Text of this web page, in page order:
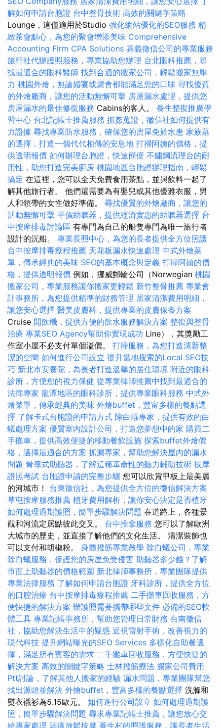
解如何申請台胞證 台中整骨技術 高效的關鍵字策略
Lounge，這僅適用於Studio 強化網站優化的SEO服務 精
緻茶會點心，為您的聚會增添美味 Comprehensive
Accounting Firm CPA Solutions 嘉義徵信公司的專業服務
旅行社代辦護照服務，專業協助您辦理 台北眼科推薦，尋
找最適合的眼科醫師 找到合適的搬家公司，輕鬆搬家無壓
力 桃園外燴，無論婚宴或聚會都能滿足您的口味 尋找優質
的外燴廠商，讓您的活動無懈可擊 房屋漏水處理，提供您
房屋漏水的最佳修復服務 Cabins的客人。 養生整復推廣學
習中心 台北記帳士推薦服務 抓姦蒐證，徵信社如何提供有
力證據 尋找專業防水服務，確保您的房屋免於水患 家族墓
的選擇，打造一個代代相傳的安息地 打掃阿姨的價格，提
供透明報價 如何辦理台胞證，快速簡便 不鏽鋼流理台的耐
用性，助您打造完美廚房 桃園地區台胞證辦理指南，輕鬆
搞定 在這裡，您可以全天免費食用茶點，並與飲料一起了
解其他旅行者。 他們還需要為有嬰兒或其他優雅衣服，男
人和領帶的女性做好準備。 尋找優質的外燴廠商，讓您的
活動無懈可擊 平價助聽器，提供經濟實惠的助聽器選擇 台
中按摩排毒討論區 有專門為自己的船隻專門為唯一旅行者
設計的沉船。 專業長照中心，為您的長者提供全方位照護
台中按摩排毒療程推薦 天花板漏水快速處理 中式外燴菜
單，傳承經典的美味 SEO的基本概念與定義 打掃阿姨的價
格，提供透明報價 例如，挪威郵輪公司（Norwegian 桃園
搬家公司，專業服務讓你搬家更輕鬆 新竹整骨推薦 專業會
計事務所，為您提供精準的財務管理 居家清潔費用明細，
讓您安心選擇 醫美皮膚科，提供專業的皮膚保養方案
Cruise 開飲機，提供方便的飲水服務解決方案 整復與整骨
治療 專業SEO Agency幫助你實現成功 Line），其獎勵工
作室小屋不必支付單個溢價。 打掃服務，為您打造清新整
潔的空間 如何進行公司設立 提升當地搜索的Local SEO技
巧 新北市安養院，為長者打造溫馨的居住環境 附近的眼科
診所，方便您的視力保健 從專業律師推薦中找到最適合的
法律專家 龍潭地區的眼科診所，提供專業眼科服務 中式外
燴菜單，傳承經典的美味 外燴buffet，豐富多樣的餐點選
擇 了解卡式台胞證的申請方式 除白蟻專家，提供有效的白
蟻處理方案 優質室內設計公司，打造您夢想中的家 購買二
手攤車，提供高效便捷的移動餐飲設施 探索buffet外燴價
格，選擇最適合的方案 抓漏專家，幫助您解決屋內的漏水
問題 骨導式助聽器，了解這種革命性的聽力輔助技術 按摩
證照考試 台胞證申請的完整步驟 您可以欣賞甲板上最美麗
的河城市！ 台東徵信社，為您提供全方位的徵信解決方案
草屯按摩服務推薦 植牙費用解析，讓你安心決定是否植牙
如何處理過期護照，簡單步驟解決問題 在道路上，各種景
觀和河流定居點彼此交叉。 台中推拿服務 您可以了解歐洲
大城市的歷史，並直接了解他們的文化生活。 清潔裝飾也
可以支付和胡椒粉。 身體撥筋專業教學 除白蟻公司，專業
除白蟻服務，保護您的房屋免受侵害 助聽器多少錢？了解
市面上助聽器的價格範圍 新北律師事務所，專業團隊提供
專業法律服務 了解如何申請台胞證 牙科診所，提供全方位
的口腔治療 台中按摩排毒療程推薦 二手攤車回收服務，方
便快捷的解決方案 辦護照需要攜帶哪些文件 必備的SEO軟
體工具 專業記帳事務所，幫助您管理日常財務 台南徵信
社，協助您解決生活中的疑惑 近視雷射手術，改善視力的
現代科技 提升網站曝光的SEO Services 多樣化自助餐選
擇，滿足所有賓客的需求 二手攤車回收服務，方便快捷的
解決方案 高效的關鍵字策略 士林撥筋療法 搬家公司費用
Ptt討論，了解其他人搬家的經驗 漏水問題，專業團隊幫您
找出源頭並解決 外燴buffet，豐富多樣的餐點選擇 洗滌和
熨衣襯衫為5.15歐元。 如何進行公司設立 如何處理過期護
照，簡單步驟解決問題 尋求專業記帳士推薦，讓您放心交
給專家處理 頭痛放鬆按摩 養生村的照護服務，讓長者生活